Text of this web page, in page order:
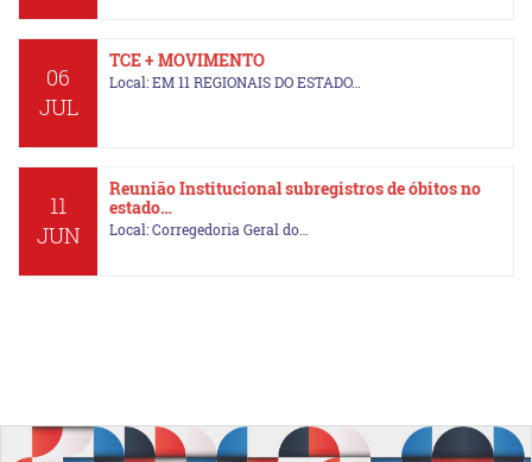
06
JUL
TCE + MOVIMENTO
Local: EM 11 REGIONAIS DO ESTADO…
11
JUN
Reunião Institucional subregistros de óbitos no
estado…
Local: Corregedoria Geral do…